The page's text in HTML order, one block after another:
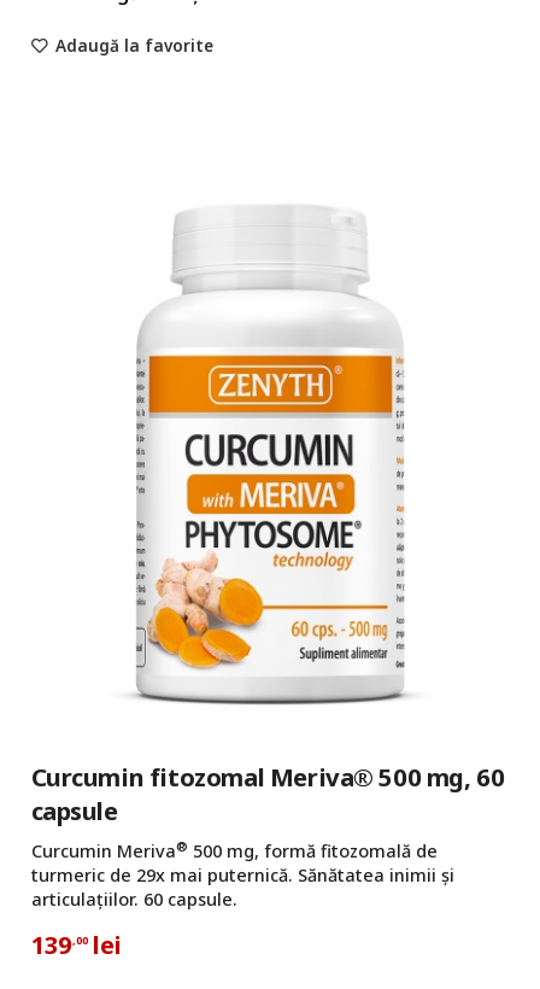
Adaugă la favorite
Curcumin fitozomal Meriva® 500 mg, 60
capsule
Curcumin Meriva® 500 mg, formă fitozomală de
turmeric de 29x mai puternică. Sănătatea inimii și
articulațiilor. 60 capsule.
139,00 lei